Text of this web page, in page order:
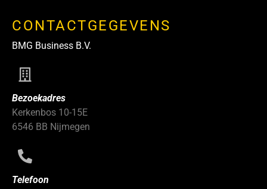
CONTACTGEGEVENS
BMG Business B.V.
Bezoekadres
Kerkenbos 10-15E
6546 BB Nijmegen
Telefoon